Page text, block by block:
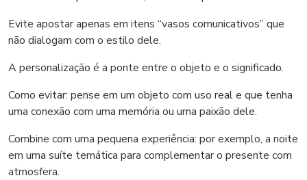
Evite apostar apenas em itens “vasos comunicativos” que
não dialogam com o estilo dele.
A personalização é a ponte entre o objeto e o significado.
Como evitar: pense em um objeto com uso real e que tenha
uma conexão com uma memória ou uma paixão dele.
Combine com uma pequena experiência: por exemplo, a noite
em uma suíte temática para complementar o presente com
atmosfera.